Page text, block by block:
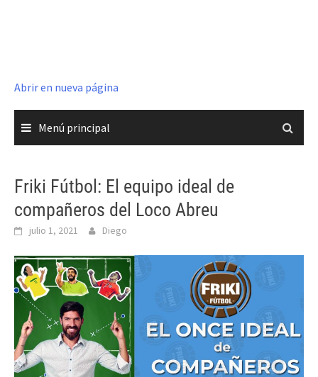
Abrir en nueva página
Menú principal
Friki Fútbol: El equipo ideal de
compañeros del Loco Abreu
julio 1, 2021 Diego